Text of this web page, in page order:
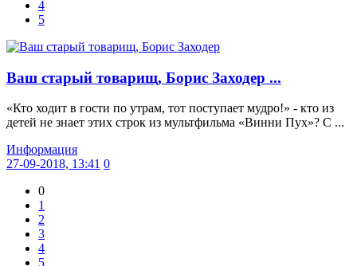
4
5
Ваш старый товарищ, Борис Заходер ...
«Кто ходит в гости по утрам, тот поступает мудро!» - кто из
детей не знает этих строк из мультфильма «Винни Пух»? С ...
Информация
27-09-2018, 13:41 0
0
1
2
3
4
5